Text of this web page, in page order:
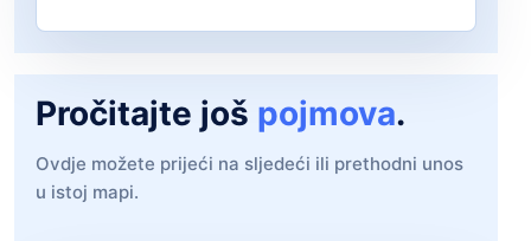
Pročitajte još pojmova.
Ovdje možete prijeći na sljedeći ili prethodni unos
u istoj mapi.